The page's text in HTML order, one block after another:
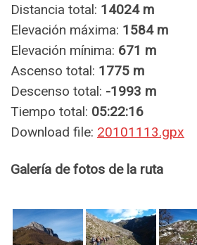
Distancia total: 14024 m
Elevación máxima: 1584 m
Elevación mínima: 671 m
Ascenso total: 1775 m
Descenso total: -1993 m
Tiempo total: 05:22:16
Download file: 20101113.gpx
Galería de fotos de la ruta